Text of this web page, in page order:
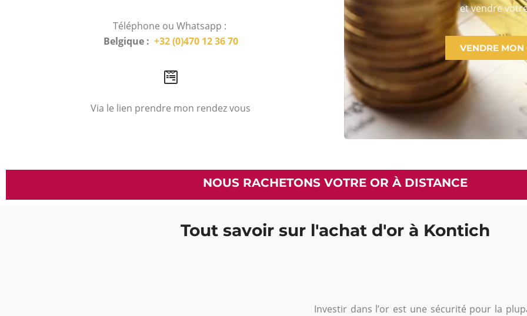
Téléphone ou Whatsapp :
Belgique : +32 (0)470 12 36 70
Via le lien prendre mon rendez vous
et vendre
VENDRE MON
NOUS RACHETONS VOTRE OR À DISTANCE
Tout savoir sur l'achat d'or à Kontich
Investir dans l’or est une sécurité pour la